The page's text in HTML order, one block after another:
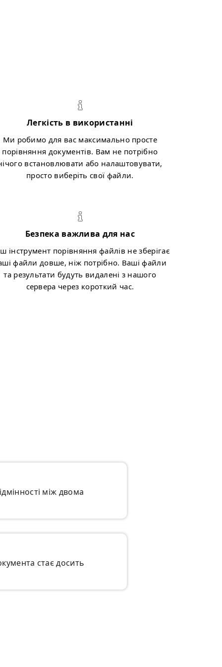
Легкість в використанні
Ми робимо для вас максимально просте
порівняння документів. Вам не потрібно
встановлювати або налаштовувати,
просто виберіть свої файли.
Безпека важлива для нас
інструмент порівняння файлів не зберігає
файли довше, ніж потрібно. Ваші файли
та результати будуть видалені з нашого
сервера через короткий час.
між двома
стає досить